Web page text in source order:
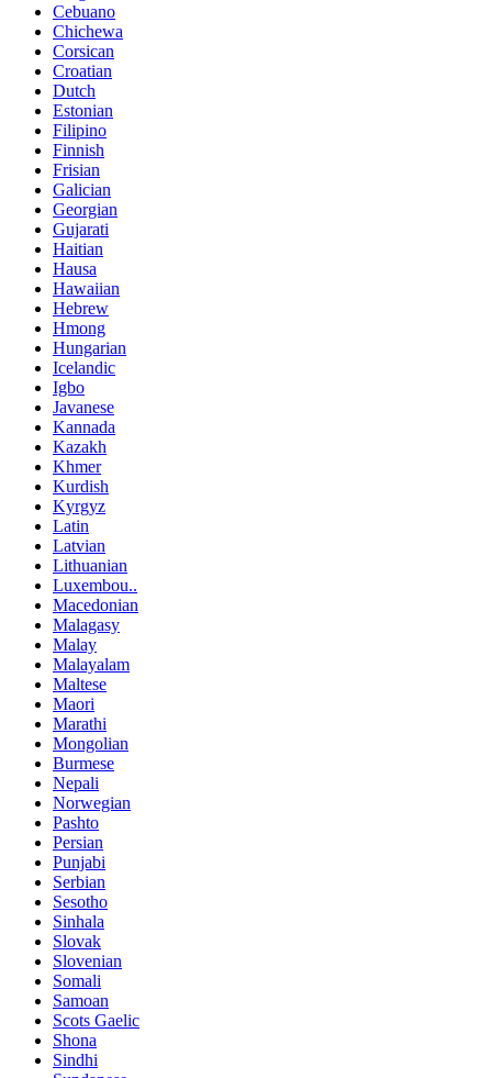
Cebuano
Chichewa
Corsican
Croatian
Dutch
Estonian
Filipino
Finnish
Frisian
Galician
Georgian
Gujarati
Haitian
Hausa
Hawaiian
Hebrew
Hmong
Hungarian
Icelandic
Igbo
Javanese
Kannada
Kazakh
Khmer
Kurdish
Kyrgyz
Latin
Latvian
Lithuanian
Luxembou..
Macedonian
Malagasy
Malay
Malayalam
Maltese
Maori
Marathi
Mongolian
Burmese
Nepali
Norwegian
Pashto
Persian
Punjabi
Serbian
Sesotho
Sinhala
Slovak
Slovenian
Somali
Samoan
Scots Gaelic
Shona
Sindhi